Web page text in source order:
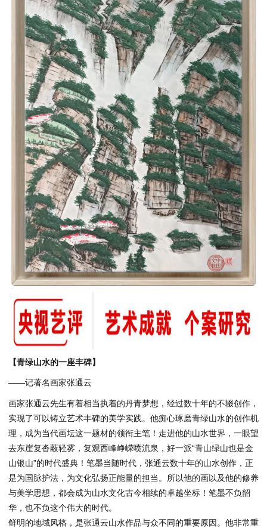
【青绿山水的一座丰碑】
——记著名画家张通云
画家张通云先生有着相当执着的丹青梦想，经过数十年的不辍创作，
实现了可以铸立艺术丰碑的美学实践。他痴心琢磨青绿山水的创作机
理，成为当代画坛这一题材的领衔主笔！走进他的山水世界，一眼望
去东崖复沓蔽轻雾，复观西峰峥嵘喷流泉，好一派“青山绿山也是金
山银山”的时代盛典！笔墨当随时代，张通云数十年的山水创作，正
是为国脉护法，为文化弘扬正能量的担当。所以他的画以及他的修养
与美学思想，都会成为山水文化古今相续的卓越坐标！笔墨不负韶
华，也不负这个伟大的时代。
鲜明的地域风格，是张通云山水作品与众不同的重要原因。他非常重